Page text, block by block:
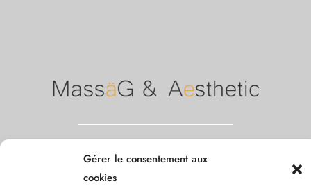
Gérer le consentement aux
cookies
Mentions légales